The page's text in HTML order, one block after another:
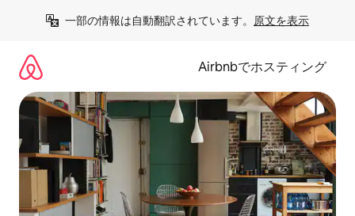
一部の情報は自動翻訳されています。 原文を表示
Airbnbでホスティング